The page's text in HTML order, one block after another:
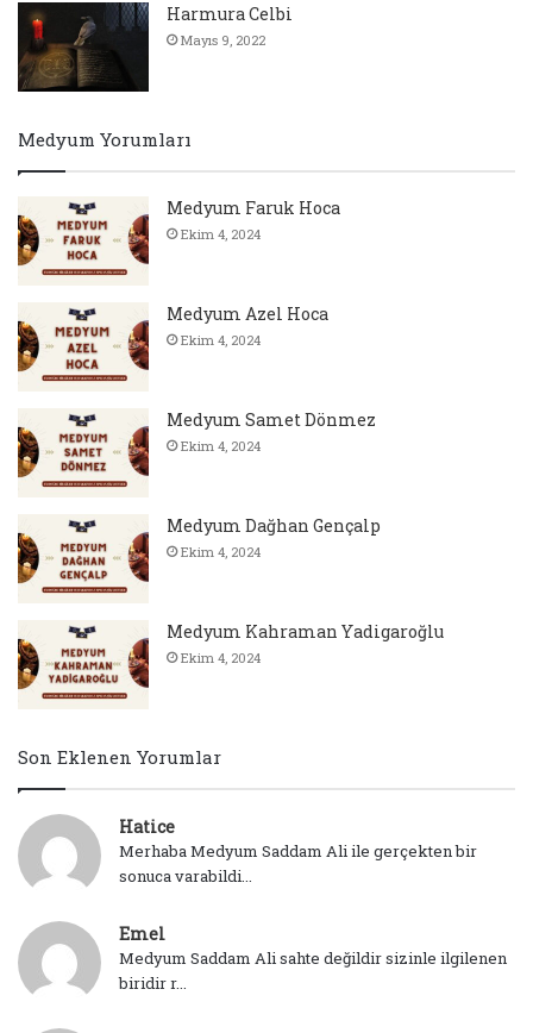
Harmura Celbi
Mayıs 9, 2022
Medyum Yorumları
Medyum Faruk Hoca
Ekim 4, 2024
Medyum Azel Hoca
Ekim 4, 2024
Medyum Samet Dönmez
Ekim 4, 2024
Medyum Dağhan Gençalp
Ekim 4, 2024
Medyum Kahraman Yadigaroğlu
Ekim 4, 2024
Son Eklenen Yorumlar
Hatice
Merhaba Medyum Saddam Ali ile gerçekten bir
sonuca varabildi...
Emel
Medyum Saddam Ali sahte değildir sizinle ilgilenen
biridir r...